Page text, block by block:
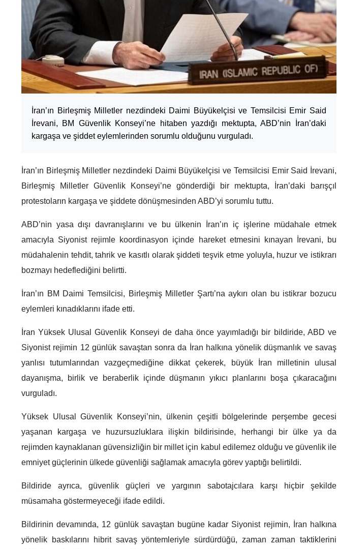
İran’ın Birleşmiş Milletler nezdindeki Daimi Büyükelçisi ve Temsilcisi Emir Said
İrevani, BM Güvenlik Konseyi’ne hitaben yazdığı mektupta, ABD’nin İran’daki
kargaşa ve şiddet eylemlerinden sorumlu olduğunu vurguladı.
İran’ın Birleşmiş Milletler nezdindeki Daimi Büyükelçisi ve Temsilcisi Emir Said İrevani,
Birleşmiş Milletler Güvenlik Konseyi’ne gönderdiği bir mektupta, İran’daki barışçıl
protestoların kargaşa ve şiddete dönüşmesinden ABD’yi sorumlu tuttu.
ABD’nin yasa dışı davranışlarını ve bu ülkenin İran’ın iç işlerine müdahale etmek
amacıyla Siyonist rejimle koordinasyon içinde hareket etmesini kınayan İrevani, bu
müdahalenin tehdit, tahrik ve kasıtlı olarak şiddeti teşvik etme yoluyla, huzur ve istikrarı
bozmayı hedeflediğini belirtti.
İran’ın BM Daimi Temsilcisi, Birleşmiş Milletler Şartı’na aykırı olan bu istikrar bozucu
eylemleri kınadıklarını ifade etti.
İran Yüksek Ulusal Güvenlik Konseyi de daha önce yayımladığı bir bildiride, ABD ve
Siyonist rejimin 12 günlük savaştan sonra da İran halkına yönelik düşmanlık ve savaş
yanlısı tutumlarından vazgeçmediğine dikkat çekerek, büyük İran milletinin ulusal
dayanışma, birlik ve beraberlik içinde düşmanın yıkıcı planlarını boşa çıkaracağını
vurguladı.
Yüksek Ulusal Güvenlik Konseyi’nin, ülkenin çeşitli bölgelerinde perşembe gecesi
yaşanan kargaşa ve huzursuzluklara ilişkin bildirisinde, herhangi bir ülke ya da
rejimden kaynaklanan güvensizliğin bir millet için kabul edilemez olduğu ve güvenlik ile
emniyet güçlerinin ülkede güvenliği sağlamak amacıyla görev yaptığı belirtildi.
Bildiride ayrıca, güvenlik güçleri ve yargının sabotajcılara karşı hiçbir şekilde
müsamaha göstermeyeceği ifade edildi.
Bildirinin devamında, 12 günlük savaştan bugüne kadar Siyonist rejimin, İran halkına
yönelik baskılarını hibrit savaş yöntemleriyle sürdürdüğü, zaman zaman taktiklerini